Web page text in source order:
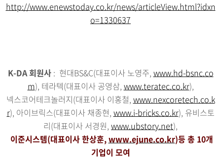
http://www.enewstoday.co.kr/news/articleView.html?idxn
o=1330637
K-DA 회원사: 현대BS&C(대표이사 노영주, www.hd-bsnc.co
m), 테라텍(대표이사 공영삼, www.teratec.co.kr),
넥스코어테크놀러지(대표이사 이홍철, www.nexcoretech.co.k
r), 아이브릭스(대표이사 채종현, www.i-bricks.co.kr), 유비스토
리(대표이사 서경원, www.ubstory.net),
이준시스템(대표이사 한상훈,www.ejune.co.kr)등 총 10개
기업이 모여